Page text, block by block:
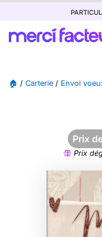
🏠 / Carterie / Envoi
Prix
Prix